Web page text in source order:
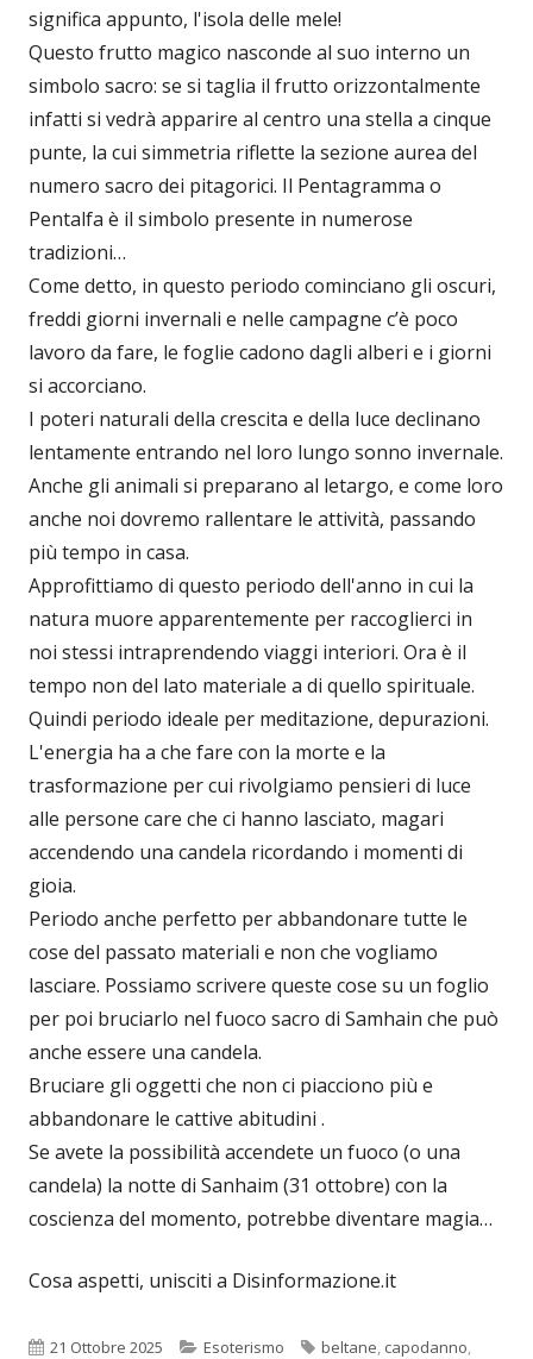
significa appunto, l'isola delle mele!
Questo frutto magico nasconde al suo interno un
simbolo sacro: se si taglia il frutto orizzontalmente
infatti si vedrà apparire al centro una stella a cinque
punte, la cui simmetria riflette la sezione aurea del
numero sacro dei pitagorici. Il Pentagramma o
Pentalfa è il simbolo presente in numerose
tradizioni…
Come detto, in questo periodo cominciano gli oscuri,
freddi giorni invernali e nelle campagne c’è poco
lavoro da fare, le foglie cadono dagli alberi e i giorni
si accorciano.
I poteri naturali della crescita e della luce declinano
lentamente entrando nel loro lungo sonno invernale.
Anche gli animali si preparano al letargo, e come loro
anche noi dovremo rallentare le attività, passando
più tempo in casa.
Approfittiamo di questo periodo dell'anno in cui la
natura muore apparentemente per raccoglierci in
noi stessi intraprendendo viaggi interiori. Ora è il
tempo non del lato materiale a di quello spirituale.
Quindi periodo ideale per meditazione, depurazioni.
L'energia ha a che fare con la morte e la
trasformazione per cui rivolgiamo pensieri di luce
alle persone care che ci hanno lasciato, magari
accendendo una candela ricordando i momenti di
gioia.
Periodo anche perfetto per abbandonare tutte le
cose del passato materiali e non che vogliamo
lasciare. Possiamo scrivere queste cose su un foglio
per poi bruciarlo nel fuoco sacro di Samhain che può
anche essere una candela.
Bruciare gli oggetti che non ci piacciono più e
abbandonare le cattive abitudini .
Se avete la possibilità accendete un fuoco (o una
candela) la notte di Sanhaim (31 ottobre) con la
coscienza del momento, potrebbe diventare magia…
Cosa aspetti, unisciti a Disinformazione.it
Pubblicato
21 Ottobre 2025 Categorie
Esoterismo Tag
beltane, capodanno,